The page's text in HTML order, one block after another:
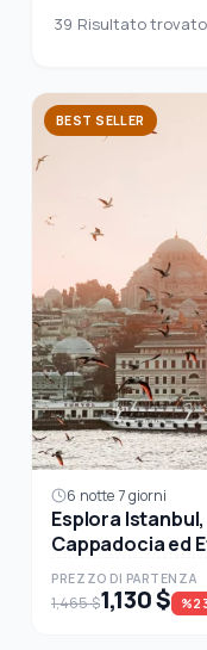
39 Risultato trovato
BEST SELLER
6 notte 7 giorni
Esplora Istanbul,
Cappadocia ed
Tour di 7 Giorni
PREZZO DI PARTENZA
1,465 $1,130 $